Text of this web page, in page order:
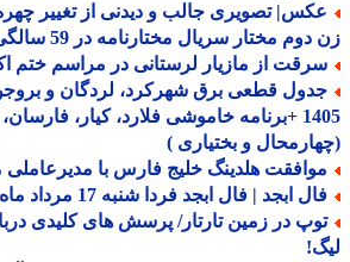
تصویری جالب و دیدنی از تغییر چهره
مختار سریال مختارنامه در 59 سالگی؛ سال 1404
از مازیار لرستانی در مراسم ختم اکبر
1405 +برنامه خاموشی فلارد، کیار، فارسان،
و بختیاری )
هلدینگ خلیج فارس با مدیرعاملی
ابجد | فال ابجد فردا شنبه 17 مرداد ماه 1405
در زمین تارتار/ پرسش های کلیدی درباره